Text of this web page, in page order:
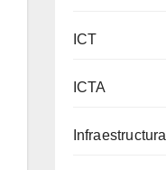
ICT
ICTA
Infraestructura